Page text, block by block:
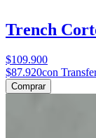
Trench
$109.900
$87.920con
Comprar